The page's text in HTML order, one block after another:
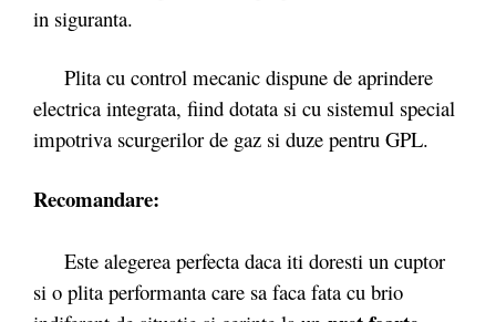
in siguranta.
Plita cu control mecanic dispune de aprindere
electrica integrata, fiind dotata si cu sistemul special
impotriva scurgerilor de gaz si duze pentru GPL.
Recomandare:
Este alegerea perfecta daca iti doresti un cuptor
si o plita performanta care sa faca fata cu brio